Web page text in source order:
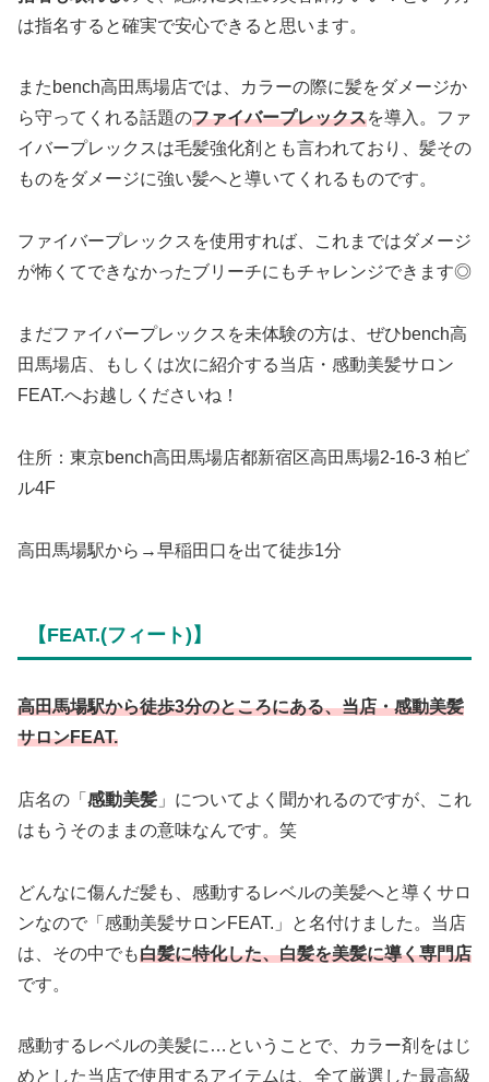
は指名すると確実で安心できると思います。
またbench高田馬場店では、カラーの際に髪をダメージか
ら守ってくれる話題のファイバープレックスを導入。ファ
イバープレックスは毛髪強化剤とも言われており、髪その
ものをダメージに強い髪へと導いてくれるものです。
ファイバープレックスを使用すれば、これまではダメージ
が怖くてできなかったブリーチにもチャレンジできます◎
まだファイバープレックスを未体験の方は、ぜひbench高
田馬場店、もしくは次に紹介する当店・感動美髪サロン
FEAT.へお越しくださいね！
住所：東京bench高田馬場店都新宿区高田馬場2-16-3 柏ビ
ル4F
高田馬場駅から→早稲田口を出て徒歩1分
【FEAT.(フィート)】
高田馬場駅から徒歩3分のところにある、当店・感動美髪
サロンFEAT.
店名の「 感動美髪 」についてよく聞かれるのですが、これ
はもうそのままの意味なんです。笑
どんなに傷んだ髪も、感動するレベルの美髪へと導くサロ
ンなので「感動美髪サロンFEAT.」と名付けました。当店
は、その中でも白髪に特化した、白髪を美髪に導く専門店
です。
感動するレベルの美髪に…ということで、カラー剤をはじ
めとした当店で使用するアイテムは、全て厳選した最高級